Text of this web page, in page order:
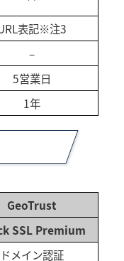
表記※注3
–
5営業日
1年
GeoTrust
SSL Premium
ドメイン認証